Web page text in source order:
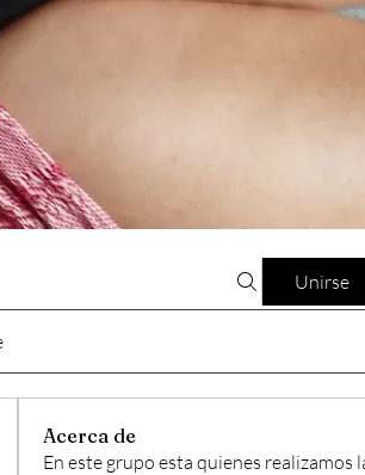
Unirse
Acerca de
En este grupo esta quienes realizamos